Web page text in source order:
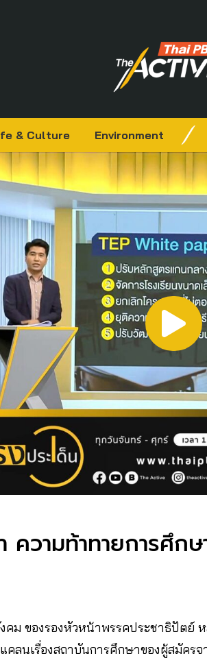
& Culture Environment
วามท้าทายการศึกษ
คม ของรองหัวหน้าพรรคประชาธิปัตย์
คลนเรื่องสถาบันการศึกษาของผู้สมัครจ